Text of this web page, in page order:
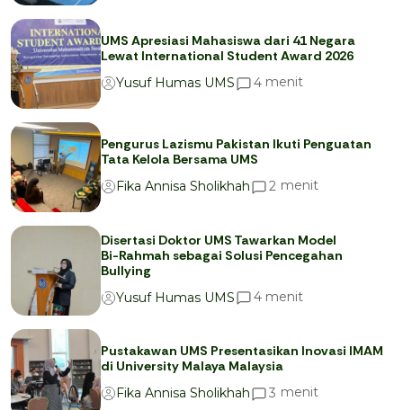
UMS Apresiasi Mahasiswa dari 41 Negara
Lewat International Student Award 2026
Yusuf Humas UMS
4 menit
Pengurus Lazismu Pakistan Ikuti Penguatan
Tata Kelola Bersama UMS
Fika Annisa Sholikhah
2 menit
Disertasi Doktor UMS Tawarkan Model
Bi-Rahmah sebagai Solusi Pencegahan
Bullying
Yusuf Humas UMS
4 menit
Pustakawan UMS Presentasikan Inovasi IMAM
di University Malaya Malaysia
Fika Annisa Sholikhah
3 menit